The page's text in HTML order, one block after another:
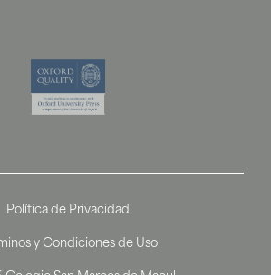
Política de Privacidad
y Condiciones de Uso